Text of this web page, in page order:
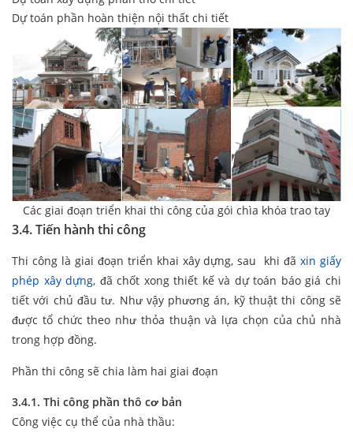
Dự toán phần hoàn thiện nội thất chi tiết
Các giai đoạn triển khai thi công của gói chìa khóa trao tay
3.4. Tiến hành thi công
Thi công là giai đoạn triển khai xây dựng, sau khi đãxin giấy
phép xây dựng, đã chốt xong thiết kế và dự toán báo giá chi
tiết với chủ đầu tư. Như vậy phương án, kỹ thuật thi công sẽ
được tổ chức theo như thỏa thuận và lựa chọn của chủ nhà
trong hợp đồng.
Phần thi công sẽ chia làm hai giai đoạn
3.4.1. Thi công phần thô cơ bản
Công việc cụ thể của nhà thầu: